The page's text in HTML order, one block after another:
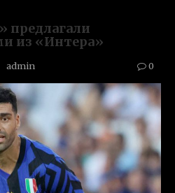
предлагали
из «Интера»
admin 0